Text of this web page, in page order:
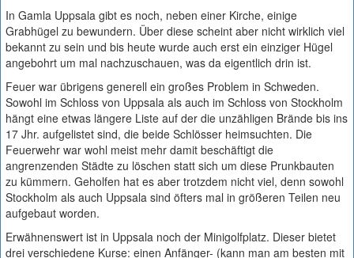
In Gamla Uppsala gibt es noch, neben einer Kirche, einige
Grabhügel zu bewundern. Über diese scheint aber nicht wirklich viel
bekannt zu sein und bis heute wurde auch erst ein einziger Hügel
angebohrt um mal nachzuschauen, was da eigentlich drin ist.
Feuer war übrigens generell ein großes Problem in Schweden.
Sowohl im Schloss von Uppsala als auch im Schloss von Stockholm
hängt eine etwas längere Liste auf der die unzähligen Brände bis ins
17 Jhr. aufgelistet sind, die beide Schlösser heimsuchten. Die
Feuerwehr war wohl meist mehr damit beschäftigt die
angrenzenden Städte zu löschen statt sich um diese Prunkbauten
zu kümmern. Geholfen hat es aber trotzdem nicht viel, denn sowohl
Stockholm als auch Uppsala sind öfters mal in größeren Teilen neu
aufgebaut worden.
Erwähnenswert ist in Uppsala noch der Minigolfplatz. Dieser bietet
drei verschiedene Kurse: einen Anfänger- (kann man am besten mit